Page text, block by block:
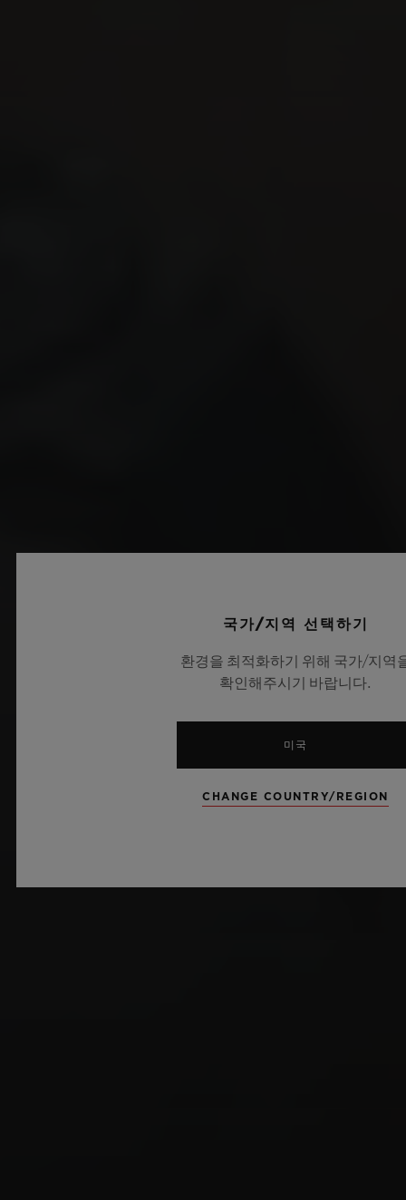
국가/지역 선택하기
환경을 최적화하기 위해 국가/지역
확인해주시기 바랍니다.
미국
CHANGE COUNTRY/REGION